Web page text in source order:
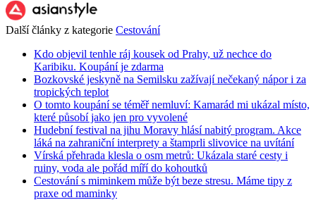
Další články z kategorie Cestování
Kdo objevil tenhle ráj kousek od Prahy, už nechce do
Karibiku. Koupání je zdarma
Bozkovské jeskyně na Semilsku zažívají nečekaný nápor i za
tropických teplot
O tomto koupání se téměř nemluví: Kamarád mi ukázal místo,
které působí jako jen pro vyvolené
Hudební festival na jihu Moravy hlásí nabitý program. Akce
láká na zahraniční interprety a štamprli slivovice na uvítání
Vírská přehrada klesla o osm metrů: Ukázala staré cesty i
ruiny, voda ale pořád míří do kohoutků
Cestování s miminkem může být beze stresu. Máme tipy z
praxe od maminky